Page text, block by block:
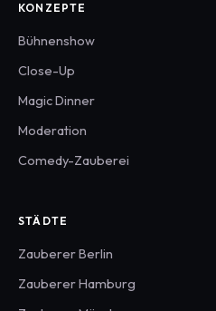
KONZEPTE
Bühnenshow
Close-Up
Magic Dinner
Moderation
Comedy-Zauberei
STÄDTE
ZaubererBerlin
ZaubererHamburg